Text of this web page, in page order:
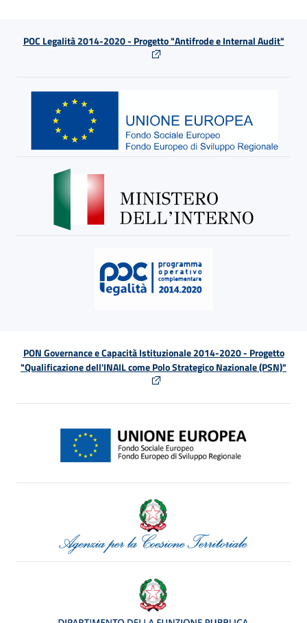
POC Legalità 2014-2020 - Progetto "Antifrode e Internal Audit"
PON Governance e Capacità Istituzionale 2014-2020 - Progetto
"Qualificazione dell'INAIL come Polo Strategico Nazionale (PSN)"